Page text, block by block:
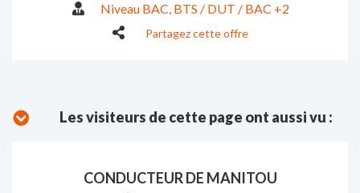
Niveau BAC BTS / DUT / BAC +2
Partagez cette offre
Les visiteurs de cette page ont aussi vu :
CONDUCTEUR DE MANITOU